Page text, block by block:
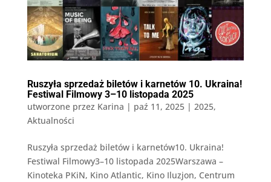
Ruszyła sprzedaż biletów i karnetów 10. Ukraina!
Festiwal Filmowy 3–10 listopada 2025
utworzone przez Karina | paź 11, 2025| 2025,
Aktualności
Ruszyła sprzedaż biletów i karnetów10. Ukraina!
Festiwal Filmowy3–10 listopada 2025Warszawa –
Kinoteka PKiN, Kino Atlantic, Kino Iluzjon, Centrum